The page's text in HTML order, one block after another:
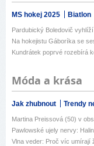
MS hokej 2025 Biatlon
Pardubický Boledovič
Na hokejistu Gáboríka se
Kundrátek poprvé rozebírá
Móda a krása
Jak zhubnout Trendy
Martina Preissová (50) v
Pawlowské ujely nervy:
Vlna veder: Proč víc umírají